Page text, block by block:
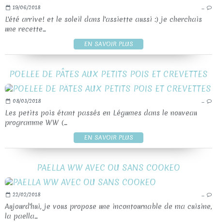
19/06/2018 …
L'été arrive! et le soleil dans l'assiette aussi :) je cherchais
une recette...
EN SAVOIR PLUS
POELEE DE PÂTES AUX PETITS POIS ET CREVETTES
08/03/2018 …
Les petits pois étant passés en Légumes dans le nouveau
programme WW (...
EN SAVOIR PLUS
PAELLA WW AVEC OU SANS COOKEO
22/02/2018 …
Aujourd'hui, je vous propose une incontournable de ma cuisine,
la paella...